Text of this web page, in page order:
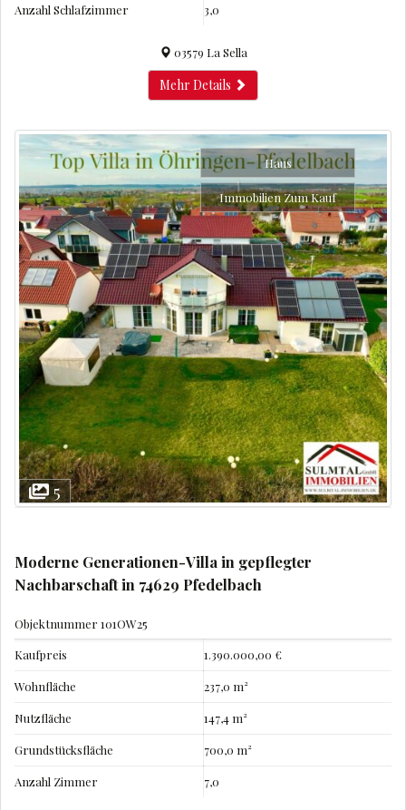
Anzahl Schlafzimmer 3,0
03579 La Sella
Mehr Details
5
Haus
Immobilien Zum Kauf
Moderne Generationen-Villa in gepflegter
Nachbarschaft in 74629 Pfedelbach
Objektnummer101OW25
Kaufpreis
1.390.000,00 €
Wohnfläche 237,0 m²
Nutzfläche 147,4 m²
Grundstücksfläche 700,0 m²
Anzahl Zimmer 7,0